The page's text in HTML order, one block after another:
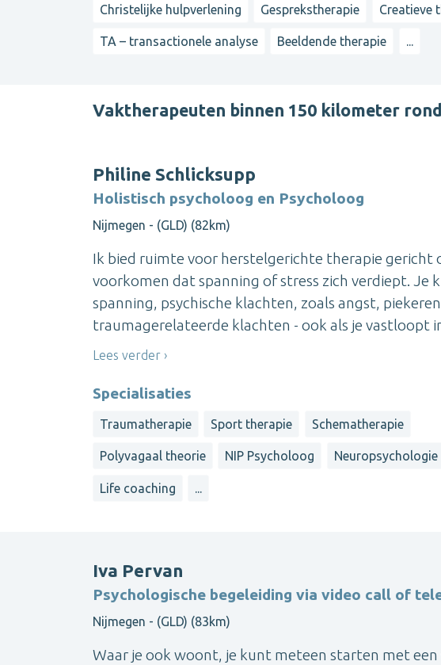
Christelijke hulpverlening Gesprekstherapie Creatieve
TA – transactionele analyse Beeldende therapie ...
Vaktherapeuten binnen 150 kilometer
Philine Schlicksupp
Holistisch psycholoog en Psycholoog
Nijmegen - (GLD) (82km)
Ik bied ruimte voor herstelgerichte therapie gericht
voorkomen dat spanning of stress zich verdiept. Je
spanning, psychische klachten, zoals angst,
traumagerelateerde klachten - ook als je vastloopt
Lees verder
Specialisaties
Traumatherapie Sport therapie Schematherapie
Polyvagaal theorie NIP Psycholoog Neuropsychologie
Life coaching ...
Iva Pervan
Psychologische begeleiding via video call of
Nijmegen - (GLD) (83km)
Waar je ook woont, je kunt meteen starten met